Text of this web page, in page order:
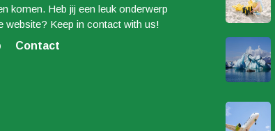
komen. Heb jij een leuk onderwerp
website? Keep in contact with us!
Contact